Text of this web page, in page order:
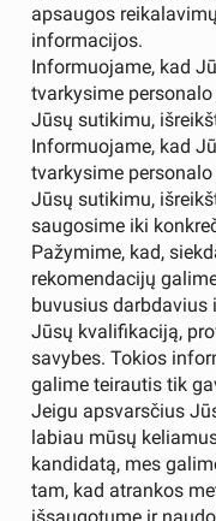
apsaugos
informacijos.
Informuojame, kad
tvarkysime
Jūsų sutikimu,
Informuojame, kad
tvarkysime
Jūsų sutikimu,
saugosime iki
Pažymime, kad,
rekomendacijų
buvusius
Jūsų kvalifikaciją,
savybes. Tokios
galime teirautis tik
Jeigu apsvarsčius
labiau mūsų
kandidatą, mes
tam, kad atrankos